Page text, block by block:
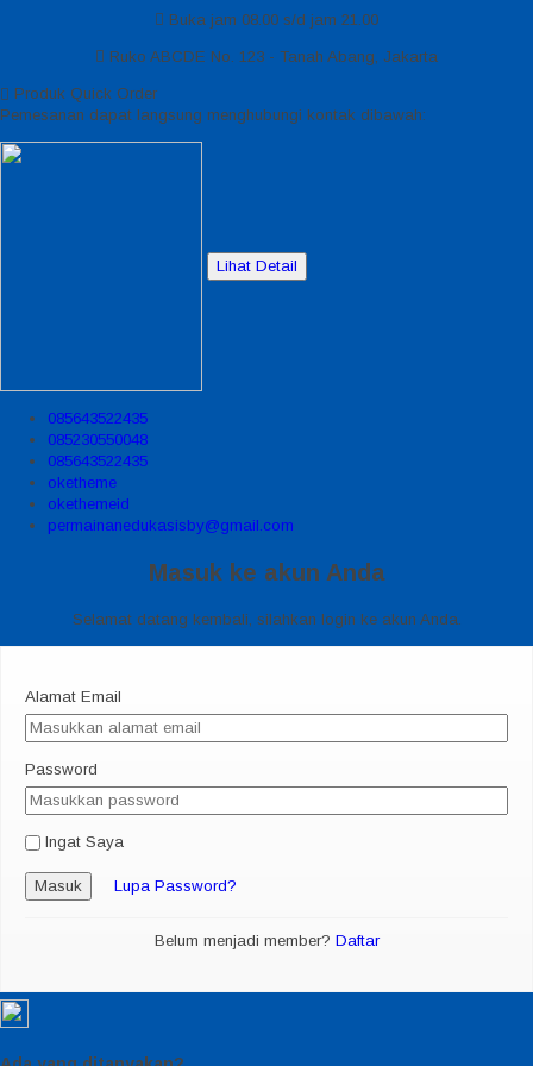
Buka jam 08.00 s/d jam 21.00
Ruko ABCDE No. 123 - Tanah Abang, Jakarta
Produk Quick Order
Pemesanan dapat langsung menghubungi kontak dibawah:
Lihat Detail
085643522435
085230550048
085643522435
oketheme
okethemeid
permainanedukasisby@gmail.com
Masuk ke akun Anda
Selamat datang kembali, silahkan login ke akun Anda.
Alamat Email
Password
Ingat Saya
Masuk Lupa Password?
Belum menjadi member? Daftar